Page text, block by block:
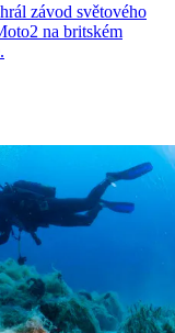
závod světového
na britském